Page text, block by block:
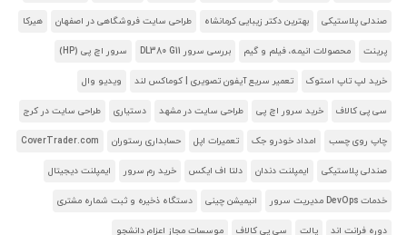
صندلی پلاستیکی بهترین دکتر زیبایی کرمانشاه طراحی سایت فروشگاهی در اصفهان هیرکا
پرینت محصولات انیمه، فیلم و گیم بررسی سرور DL380 G11 سرور اچ پی (HP)
خرید لپ تاپ استوک تعمیر سریع آیفون تصویری | کوماکس لند ویدیو وال
سی پی کالاف خرید سرور اچ پی طراحی سایت در مشهد دستیاری طراحی سایت در کرج
چاپ روی چسب امداد خودرو جک تعمیرات اپل حسابداری رستوران CoverTrader.com
صندلی پلاستیکی ایمپلنت دندان دلتا اف ایکس خرید رم سرور ایمپلنت دیجیتال
خدمات DevOps مدیریت سرور انیمیشن چینی دستگاه ذخیره و ثبت شماره مشتری
دوره فرانت اند پالت سی پی کالاف موسسات مجاز اعزام دانشجو